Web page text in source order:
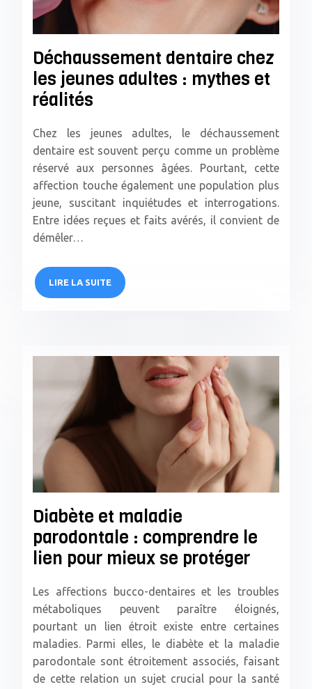
Déchaussement dentaire chez
les jeunes adultes : mythes et
réalités
Chez les jeunes adultes, le déchaussement
dentaire est souvent perçu comme un problème
réservé aux personnes âgées. Pourtant, cette
affection touche également une population plus
jeune, suscitant inquiétudes et interrogations.
Entre idées reçues et faits avérés, il convient de
démêler…
LIRE LA SUITE
Diabète et maladie
parodontale : comprendre le
lien pour mieux se protéger
Les affections bucco-dentaires et les troubles
métaboliques peuvent paraître éloignés,
pourtant un lien étroit existe entre certaines
maladies. Parmi elles, le diabète et la maladie
parodontale sont étroitement associés, faisant
de cette relation un sujet crucial pour la santé